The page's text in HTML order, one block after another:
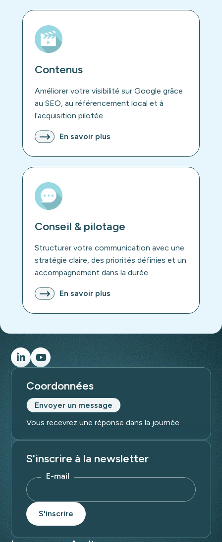
Contenus
Améliorer votre visibilité sur Google grâce
au SEO, au référencement local et à
l’acquisition pilotée.
En savoir plus
Conseil & pilotage
Structurer votre communication avec une
stratégie claire, des priorités définies et un
accompagnement dans la durée.
En savoir plus
Coordonnées
Envoyer un message
Vous recevrez une réponse dans la journée.
S'inscrire à la newsletter
E-mail